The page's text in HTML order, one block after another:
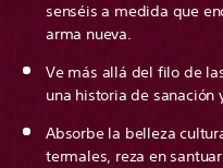
senséis a medida que
arma nueva.
Ve más allá del filo de
una historia de sanación
Absorbe la belleza
termales, reza en